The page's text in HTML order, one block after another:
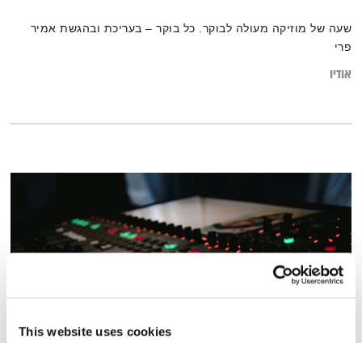
This website uses cookies
שעה של מוזיקה מעולה לבוקר. כל בוקר – בעריכת ובהגשת אמיר
פרי
אודיו